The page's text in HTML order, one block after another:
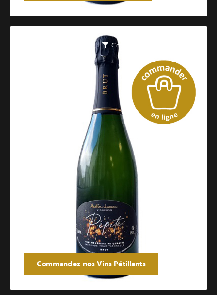
Commandez nos Vins Pétillants
Catalogue des vins pétillants